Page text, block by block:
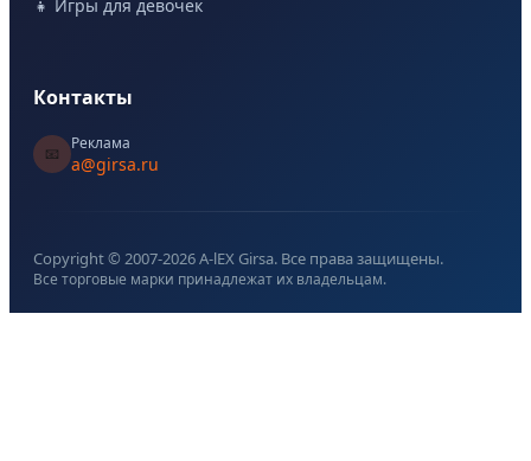
👧 Игры для девочек
Контакты
📧
Реклама
a@girsa.ru
Copyright © 2007-2026A-lEX Girsa. Все права защищены.
Все торговые марки принадлежат их владельцам.